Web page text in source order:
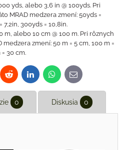
yds, alebo 3,6 in @ 100yds. Pri
MRAD medzera zmení: 50yds =
7,2in, 300yds = 10,8in.
m, alebo 10 cm @ 100 m. Pri rôznych
zmení: 50 m = 5 cm, 100 m =
30 cm.
Reddit LinkedInWhatsApp
E-
mail
0 Diskusia 0